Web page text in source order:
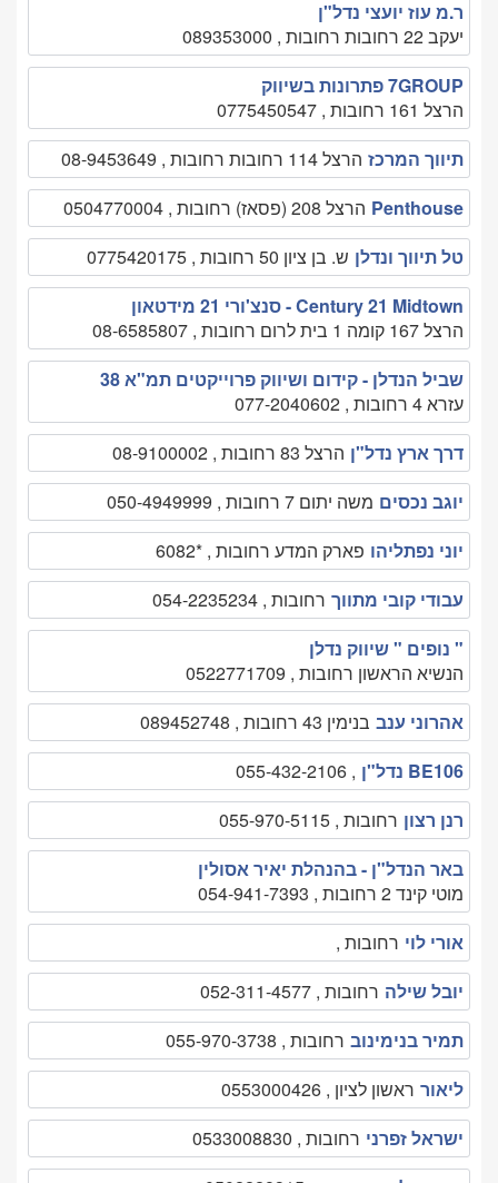
ר.מ עוז יועצי נדל"ן
יעקב 22 רחובות רחובות , 089353000
7GROUP פתרונות בשיווק
הרצל 161 רחובות , 0775450547
תיווך המרכז הרצל 114 רחובות רחובות , 08-9453649
Penthouse הרצל 208 (פסאז) רחובות , 0504770004
טל תיווך ונדלן ש. בן ציון 50 רחובות , 0775420175
Century 21 Midtown - סנצ'ורי 21 מידטאון
הרצל 167 קומה 1 בית לרום רחובות , 08-6585807
שביל הנדלן - קידום ושיווק פרוייקטים תמ"א 38
עזרא 4 רחובות , 077-2040602
דרך ארץ נדל"ן הרצל 83 רחובות , 08-9100002
יוגב נכסים משה יתום 7 רחובות , 050-4949999
יוני נפתליהו פארק המדע רחובות , *6082
עבודי קובי מתווך רחובות , 054-2235234
" נופים " שיווק נדלן
הנשיא הראשון רחובות , 0522771709
אהרוני ענב בנימין 43 רחובות , 089452748
BE106 נדל"ן
, 055-432-2106
רנן רצון רחובות , 055-970-5115
באר הנדל"ן - בהנהלת יאיר אסולין
מוטי קינד 2 רחובות , 054-941-7393
אורי לוי רחובות ,
יובל שילה רחובות , 052-311-4577
תמיר בנימינוב רחובות , 055-970-3738
ליאור ראשון לציון , 0553000426
ישראל זפרני רחובות , 0533008830